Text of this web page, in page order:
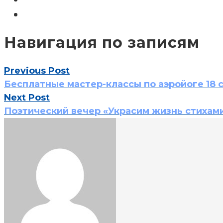
Навигация по записям
Previous Post
Бесплатные мастер-классы по аэройоге 18
Next Post
Поэтический вечер «Украсим жизнь